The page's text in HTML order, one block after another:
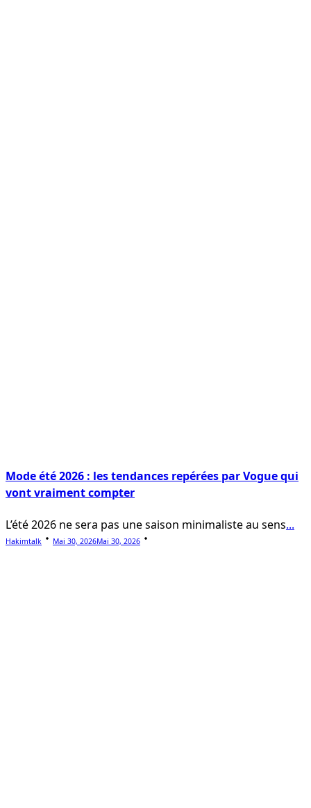
Mode été 2026 : les tendances repérées par Vogue qui
vont vraiment compter
L’été 2026 ne sera pas une saison minimaliste au sens...
Hakimtalk Mai 30, 2026Mai 30, 2026